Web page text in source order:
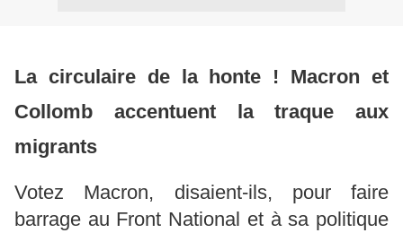
La circulaire de la honte ! Macron et
Collomb accentuent la traque aux
migrants
Votez Macron, disaient-ils, pour faire
barrage au Front National et à sa politique